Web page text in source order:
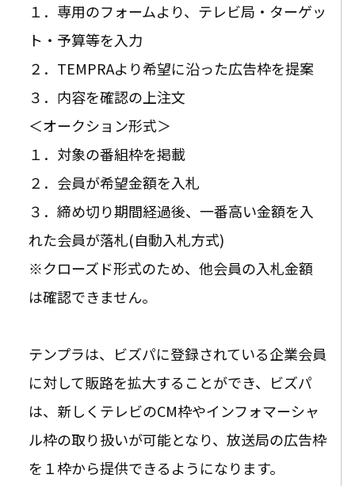
１．専用のフォームより、テレビ局・ターゲッ
ト・予算等を入力
２．TEMPRAより希望に沿った広告枠を提案
３．内容を確認の上注文
＜オークション形式＞
１．対象の番組枠を掲載
２．会員が希望金額を入札
３．締め切り期間経過後、一番高い金額を入
れた会員が落札(自動入札方式)
※クローズド形式のため、他会員の入札金額
は確認できません。
テンプラは、ビズパに登録されている企業会員
に対して販路を拡大することができ、ビズパ
は、新しくテレビのCM枠やインフォマーシャ
ル枠の取り扱いが可能となり、放送局の広告枠
を１枠から提供できるようになります。